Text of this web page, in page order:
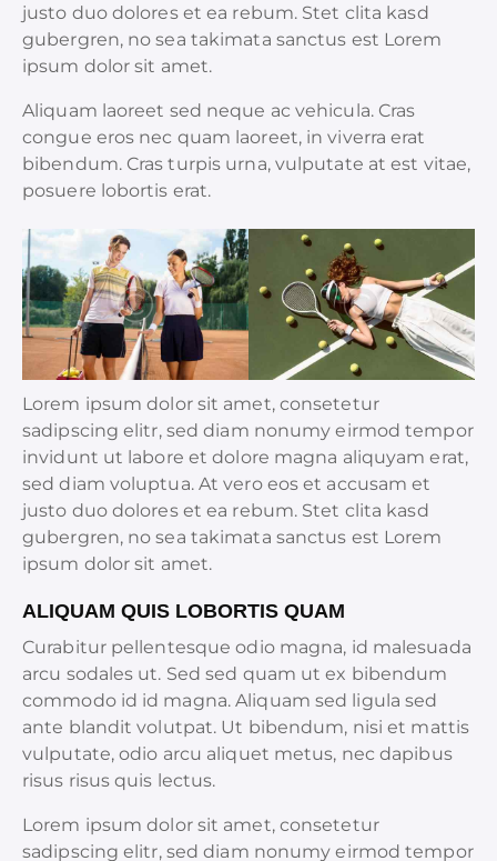
justo duo dolores et ea rebum. Stet clita kasd
gubergren, no sea takimata sanctus est Lorem
ipsum dolor sit amet.
Aliquam laoreet sed neque ac vehicula. Cras
congue eros nec quam laoreet, in viverra erat
bibendum. Cras turpis urna, vulputate at est vitae,
posuere lobortis erat.
Lorem ipsum dolor sit amet, consetetur
sadipscing elitr, sed diam nonumy eirmod tempor
invidunt ut labore et dolore magna aliquyam erat,
sed diam voluptua. At vero eos et accusam et
justo duo dolores et ea rebum. Stet clita kasd
gubergren, no sea takimata sanctus est Lorem
ipsum dolor sit amet.
ALIQUAM QUIS LOBORTIS QUAM
Curabitur pellentesque odio magna, id malesuada
arcu sodales ut. Sed sed quam ut ex bibendum
commodo id id magna. Aliquam sed ligula sed
ante blandit volutpat. Ut bibendum, nisi et mattis
vulputate, odio arcu aliquet metus, nec dapibus
risus risus quis lectus.
Lorem ipsum dolor sit amet, consetetur
sadipscing elitr, sed diam nonumy eirmod tempor